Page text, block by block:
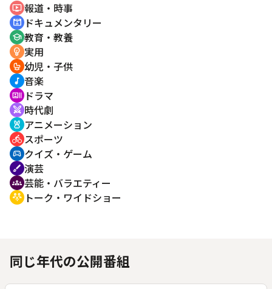
ondemand_video 報道・時事
cinematic_blur ドキュメンタリー
school 教育・教養
emoji_objects 実用
crib 幼児・子供
music_note 音楽
recent_actors ドラマ
swords 時代劇
cruelty_free アニメーション
directions_bike スポーツ
sports_esports クイズ・ゲーム
brush 演芸
groups 芸能・バラエティー
adaptive_audio_mic トーク・ワイドショー
同じ年代の公開番組